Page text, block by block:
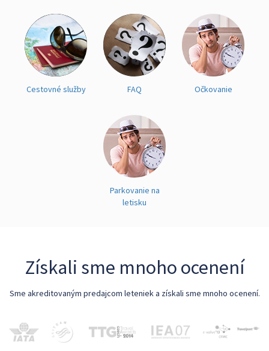
Cestovné služby FAQ Očkovanie
Parkovanie na
letisku
Získali sme mnoho ocenení
Sme akreditovaným predajcom leteniek a získali sme mnoho ocenení.